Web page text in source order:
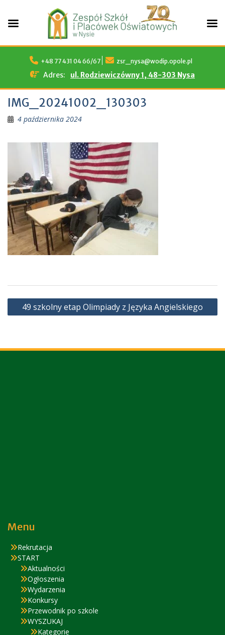
Skip
+48 77 431 04 66/67 zsr_nysa@wodip.opole.pl
Adres: ul. Rodziewiczówny 1, 48-303 Nysa
IMG_20241002_130303
4 października 2024
Nawigacja
wpisu
49 szkolny etap Olimpiady z Języka Angielskiego
Menu
Rekrutacja
START
Aktualności
Ogłoszenia
Wydarzenia
Konkursy
Przewodnik po szkole
WYSZUKAJ
Kategorie